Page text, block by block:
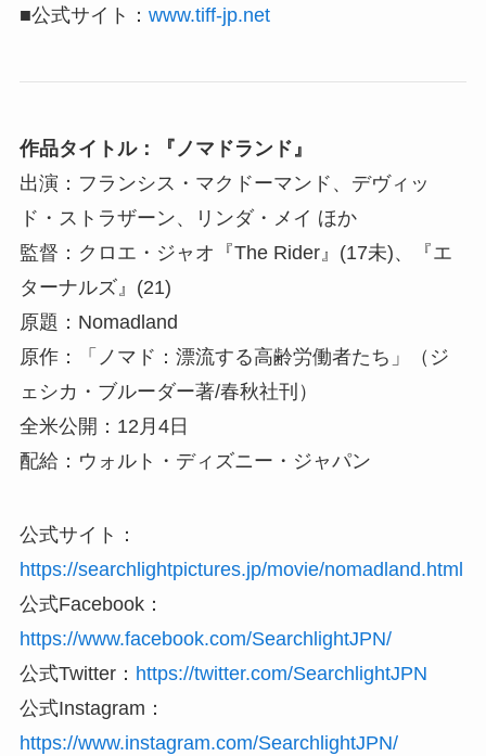
■公式サイト： www.tiff-jp.net
作品タイトル：『ノマドランド』
出演：フランシス・マクドーマンド、デヴィッ
ド・ストラザーン、リンダ・メイ ほか
監督：クロエ・ジャオ『The Rider』(17未)、『エ
ターナルズ』(21)
原題：Nomadland
原作：「ノマド：漂流する高齢労働者たち」（ジ
ェシカ・ブルーダー著/春秋社刊）
全米公開：12月4日
配給：ウォルト・ディズニー・ジャパン
公式サイト：
https://searchlightpictures.jp/movie/nomadland.html
公式Facebook：
https://www.facebook.com/SearchlightJPN/
公式Twitter： https://twitter.com/SearchlightJPN
公式Instagram：
https://www.instagram.com/SearchlightJPN/